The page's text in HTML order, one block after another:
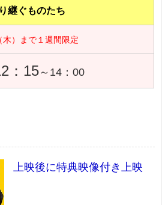
継ぐものたち
（木）まで１週間限定
：15～14：00
上映後に特典映像付き上映